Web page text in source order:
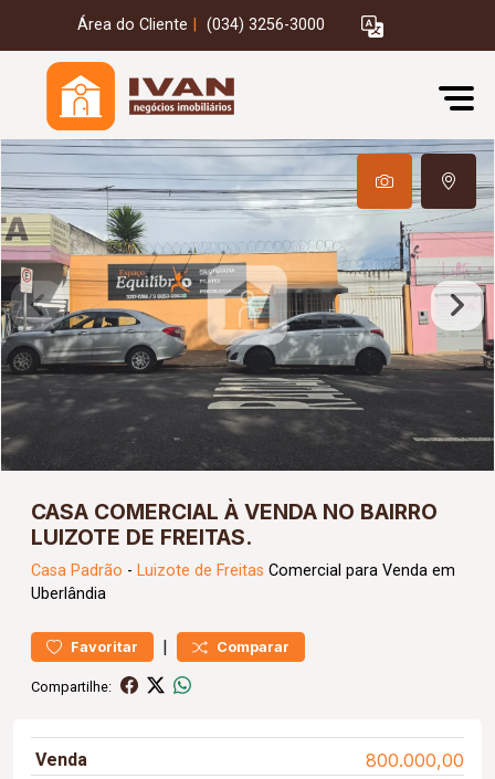
Área do Cliente (034) 3256-3000
CASA COMERCIAL À VENDA NO BAIRRO
LUIZOTE DE FREITAS.
Casa Padrão - Luizote de Freitas Comercial para Venda em
Uberlândia
Favoritar | Comparar
Compartilhe:
Venda 800.000,00